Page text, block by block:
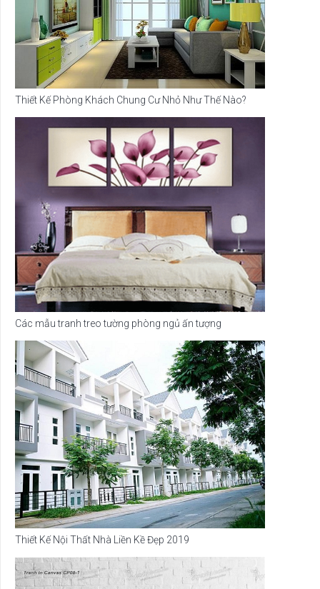
Thiết Kế Phòng Khách Chung Cư Nhỏ Như Thế Nào?
Các mẫu tranh treo tường phòng ngủ ấn tượng
Thiết Kế Nội Thất Nhà Liền Kề Đẹp 2019